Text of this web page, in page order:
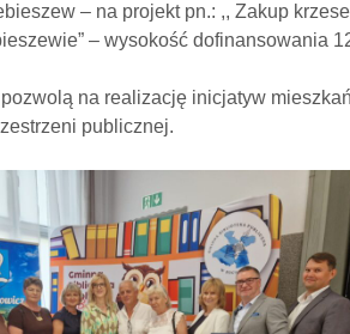
– na projekt pn.: ,, Zakup
– wysokość dofinansowania
na realizację inicjatyw
publicznej.